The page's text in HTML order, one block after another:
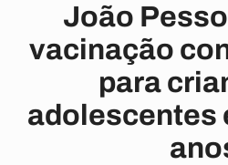
João
vacinação
para
adolescentes